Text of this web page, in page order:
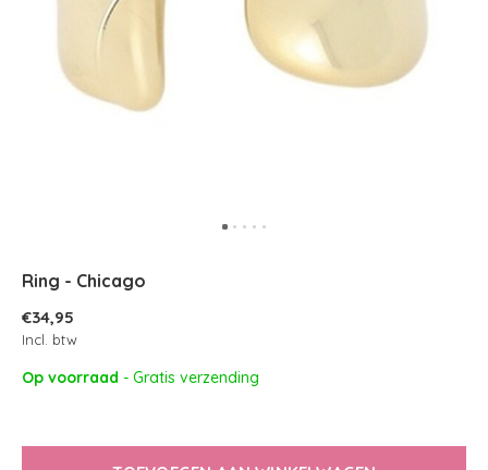
Ring - Chicago
€34,95
Incl. btw
Op voorraad - Gratis verzending